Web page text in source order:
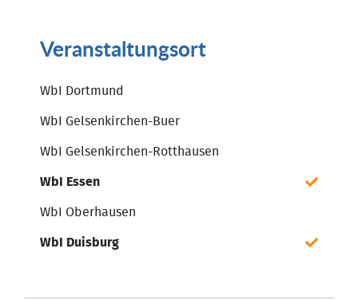
Veranstaltungsort
WbI Dortmund
WbI Gelsenkirchen-Buer
WbI Gelsenkirchen-Rotthausen
WbI Essen
WbI Oberhausen
WbI Duisburg